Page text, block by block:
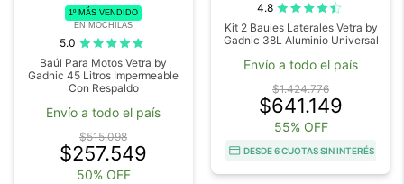
1º MÁS VENDIDO
EN MOCHILAS
5.0
Baúl Para Motos Vetra by
Gadnic 45 Litros Impermeable
Con Respaldo
Envío a todo el país
$515.098
$257.549
50% OFF
4.8
Kit 2 Baules Laterales Vetra by
Gadnic 38L Aluminio Universal
Envío a todo el país
$1.424.776
$641.149
55% OFF
DESDE 6 CUOTAS SIN INTERÉS